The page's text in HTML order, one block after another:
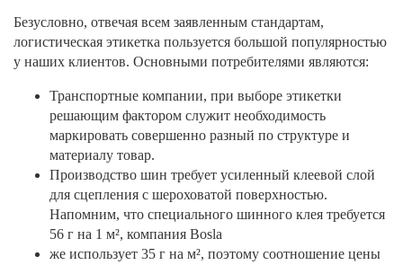
Безусловно, отвечая всем заявленным стандартам,
логистическая этикетка пользуется большой популярностью
у наших клиентов. Основными потребителями являются:
Транспортные компании, при выборе этикетки
решающим фактором служит необходимость
маркировать совершенно разный по структуре и
материалу товар.
Производство шин требует усиленный клеевой слой
для сцепления с шероховатой поверхностью.
Напомним, что специального шинного клея требуется
56 г на 1 м², компания Bosla
же использует 35 г на м², поэтому соотношение цены